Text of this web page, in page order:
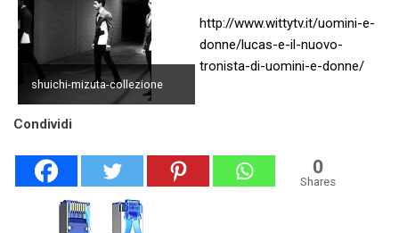
shuichi-mizuta-collezione
http://www.wittytv.it/uomini-e-
donne/lucas-e-il-nuovo-
tronista-di-uomini-e-donne/
Condividi
0
Shares